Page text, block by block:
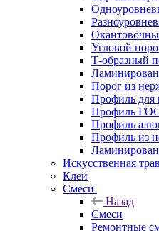
Угловой
Т-образный
Порог из
Профиль для
Профиль
Профиль
Профиль из
Искусственная
Клей
Смеси
Назад
Смеси
Ремонтные